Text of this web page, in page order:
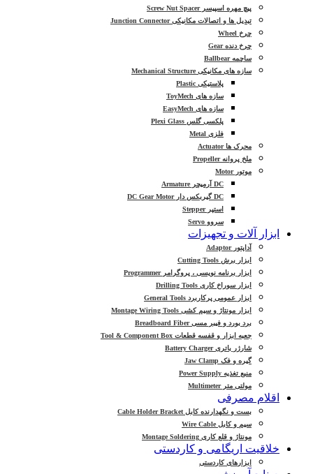
پیچ مهره اسپیسر Screw Nut Spacer
تبدیل ها و اتصالات مکانیکی Junction Connector
چرخ Wheel
چرخ دنده Gear
ساچمه Ballbear
سازه های مکانیکی Mechanical Structure
پلاستیکی Plastic
سازه های ToyMech
سازه های EasyMech
پلکسی گلس Plexi Glass
فلزی Metal
محرک ها Actuator
ملخ پروانه Propeller
موتور Motor
DC آرمیچر Armature
DC گیربکس دار DC Gear Motor
استپر Stepper
سروو Servo
ابزار آلات و تجهیزات
آداپتور Adaptor
ابزار برش Cutting Tools
ابزار برنامه نویسی ، پروگرامر Programmer
ابزار سوراخ کاری Drilling Tools
ابزار عمومی پرکاربرد General Tools
ابزار مونتاژ و سیم کشی Montage Wiring Tools
برد بورد و فیبر مسی Breadboard Fiber
جعبه ابزار و قفسه قطعات Tool & Component Box
شارژر باتری Battery Charger
گیره و فک Jaw Clamp
منبع تغذیه Power Supply
مولتی متر Multimeter
اقلام مصرفی
بست و نگهدارنده کابل Cable Holder Bracket
سیم و کابل Wire Cable
مونتاژ و قلع کاری Montage Soldering
خلاقیت اریگامی و کاردستی
ابزارهای کاردستی